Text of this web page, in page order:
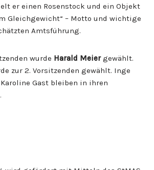
er einen Rosenstock und ein Objekt
Gleichgewicht“ – Motto und wichtige
Amtsführung.
wurde Harald Meiergewählt.
zur 2. Vorsitzenden gewählt. Inge
Gast bleiben in ihren